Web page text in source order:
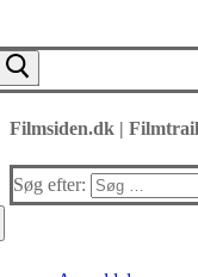
Filmsiden.dk |
Søg efter: